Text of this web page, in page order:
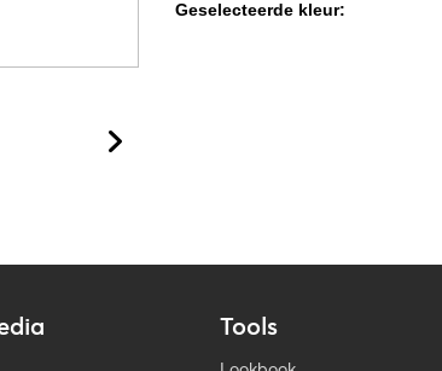
Geselecteerde kleur:
Tools